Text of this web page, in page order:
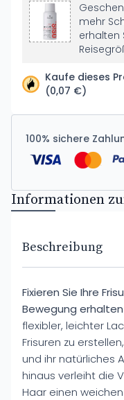
mehr
erhalten
Kaufe dieses
(0,07 €)
100% sichere
Informationen
Beschreibung
Fixieren Sie Ihre
Bewegung
flexibler, leichter
Frisuren zu
und ihr natürliches
hinaus verleiht die
Haar einen